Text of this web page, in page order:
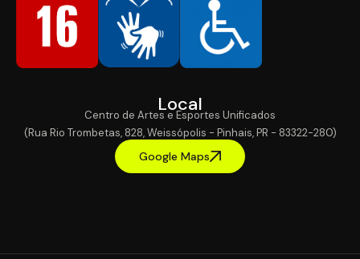
Local
Centro de Artes e Esportes Unificados
(Rua Rio Trombetas, 828, Weissópolis - Pinhais, PR - 83322-280)
Google Maps